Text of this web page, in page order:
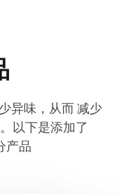
异味，从而 减少
以下是添加了
产品